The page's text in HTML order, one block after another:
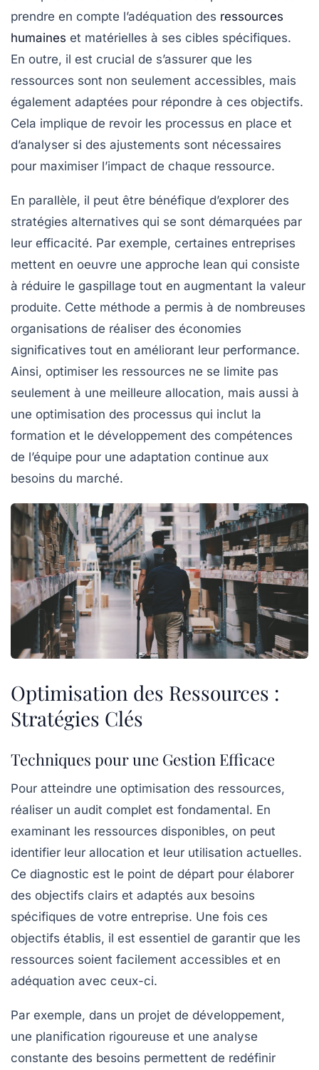
prendre en compte l’adéquation des ressources
humaines et matérielles à ses cibles spécifiques.
En outre, il est crucial de s’assurer que les
ressources sont non seulement accessibles, mais
également adaptées pour répondre à ces objectifs.
Cela implique de revoir les processus en place et
d’analyser si des ajustements sont nécessaires
pour maximiser l’impact de chaque ressource.
En parallèle, il peut être bénéfique d’explorer des
stratégies alternatives qui se sont démarquées par
leur efficacité. Par exemple, certaines entreprises
mettent en oeuvre une approche lean qui consiste
à réduire le gaspillage tout en augmentant la valeur
produite. Cette méthode a permis à de nombreuses
organisations de réaliser des économies
significatives tout en améliorant leur performance.
Ainsi, optimiser les ressources ne se limite pas
seulement à une meilleure allocation, mais aussi à
une optimisation des processus qui inclut la
formation et le développement des compétences
de l’équipe pour une adaptation continue aux
besoins du marché.
Optimisation des Ressources :
Stratégies Clés
Techniques pour une Gestion Efficace
Pour atteindre une optimisation des ressources,
réaliser un audit complet est fondamental. En
examinant les ressources disponibles, on peut
identifier leur allocation et leur utilisation actuelles.
Ce diagnostic est le point de départ pour élaborer
des objectifs clairs et adaptés aux besoins
spécifiques de votre entreprise. Une fois ces
objectifs établis, il est essentiel de garantir que les
ressources soient facilement accessibles et en
adéquation avec ceux-ci.
Par exemple, dans un projet de développement,
une planification rigoureuse et une analyse
constante des besoins permettent de redéfinir